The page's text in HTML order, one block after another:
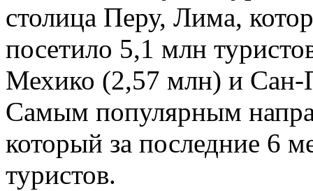
столица Перу, Лима,
посетило 5,1 млн
Мехико (2,57 млн) и Сан-
Самым популярным
который за последние 6
туристов.